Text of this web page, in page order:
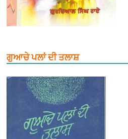
ਗੁਆਚੇ ਪਲਾਂ ਦੀ ਤਲਾਸ਼